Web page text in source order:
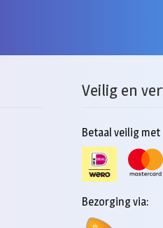
Veilig en
Betaal veilig
Bezorging via: